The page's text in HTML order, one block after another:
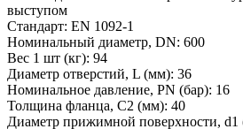
выступом
Стандарт: EN 1092-1
Номинальный диаметр, DN: 600
Вес 1 шт (кг): 94
Диаметр отверстий, L (мм): 36
Номинальное давление, PN (бар): 16
Толщина фланца, C2 (мм): 40
Диаметр прижимной поверхности, d1